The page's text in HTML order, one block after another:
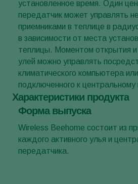
установленное время. Один
передатчик может управлять
приемниками в теплице в
в зависимости от места
теплицы. Моментом открытия и
улей можно управлять
климатического компьютера
подключенного к центральному
Характеристики продукта
Форма выпуска
Wireless Beehome состоит из
каждого активного улья и
передатчика.